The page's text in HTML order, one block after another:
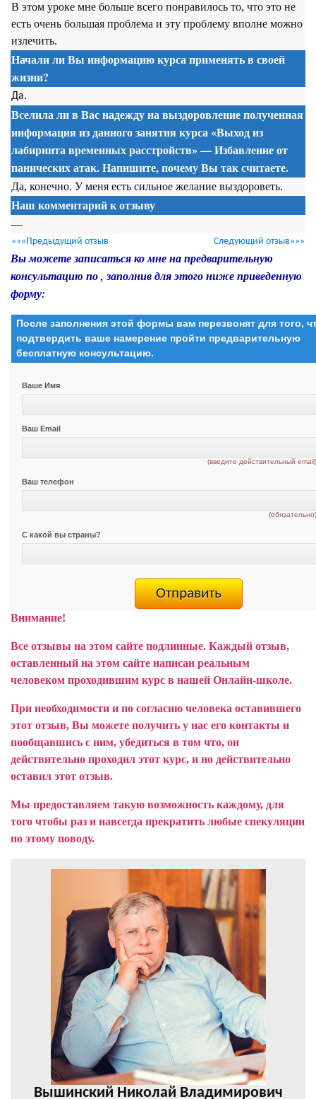
В этом уроке мне больше всего понравилось то, что это не
есть очень большая проблема и эту проблему вполне можно
излечить.
Начали ли Вы информацию курса применять в своей
жизни?
Да.
Вселила ли в Вас надежду на выздоровление полученная
информация из данного занятиякурса«Выход из
лабиринта временных расстройств» — Избавление от
панических атак. Напишите, почему Вы так считаете.
Да, конечно. У меня есть сильное желание выздороветь.
Наш комментарий к отзыву
—
«««Предыдущий отзыв Следующий отзыв»»»
Вы можете записаться ко мне на предварительную
консультацию по , заполнив для этого ниже приведенную
форму:
После заполнения этой формы вам перезвонят для того,
подтвердить ваше намерение пройти предварительную
бесплатную консультацию.
Ваше Имя
Ваш Email
(введите действительный
Ваш телефон
С какой вы страны?
Внимание!
Все отзывы на этом сайте подлинные. Каждый отзыв,
оставленный на этом сайте написан реальным
человеком проходившим курс в нашей Онлайн-школе.
При необходимости и по согласию человека оставившего
этот отзыв, Вы можете получить у нас его контакты и
пообщавшись с ним, убедиться в том что, он
действительно проходил этот курс, и но действительно
оставил этот отзыв.
Мы предоставляем такую возможность каждому, для
того чтобы раз и навсегда прекратить любые спекуляции
по этому поводу.
Вышинский Николай Владимирович